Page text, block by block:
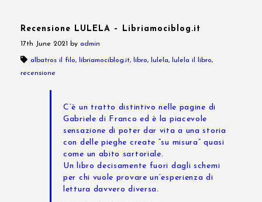
Recensione LULELA – Libriamociblog.it
17th June 2021 by admin
albatros il filo, libriamociblog.it, libro, lulela, lulela il libro,
recensione
C’è un tratto distintivo nelle pagine di
Gabriele di Franco ed è la piacevole
sensazione di poter dar vita a una storia
con delle pieghe create “su misura” quasi
come un abito sartoriale.
Un libro decisamente fuori dagli schemi
per chi vuole provare un’esperienza di
lettura davvero diversa.